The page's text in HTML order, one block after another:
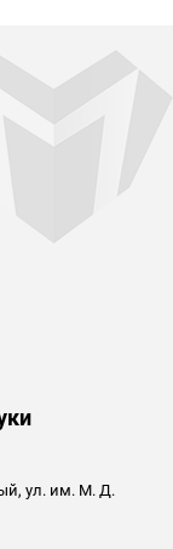
ул. им. М. Д.